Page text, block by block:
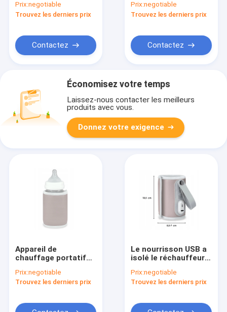
d'USB de lait
maternel libre pour
Prix:negotiable
Trouvez les derniers prix
Contactez
conception de Velcro
de lait maternel de
Prix:negotiable
Trouvez les derniers prix
Contactez
Économisez votre temps
Laissez-nous contacter les meilleurs
produits avec vous.
Donnez votre exigence
Appareil de
chauffage portatif
d'USB de thermostat
du réchauffeur 10W
voyage de lait
Prix:negotiable
Trouvez les derniers prix
Le nourrisson USB a
isolé le réchauffeur
de voyage pour des
soins de bébé
Prix:negotiable
Trouvez les derniers prix